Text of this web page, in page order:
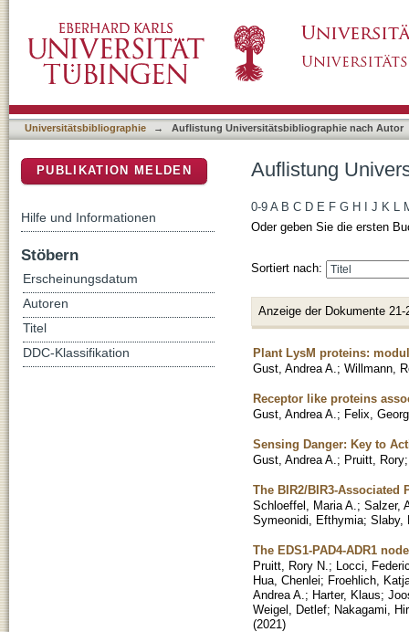
Universitätsbibliographie → Auflistung Universitätsbibliographie nach Autor
Auflistung
0-9 A B C D E F G H J K L
Oder geben Sie die ersten
Sortiert nach:
Anzeige der Dokumente 21-
Plant LysM proteins:
Gust, Andrea A. ; Willmann,
Receptor like proteins
Gust, Andrea A. ; Felix, Georg
Sensing Danger: Key to
Gust, Andrea A. ; Pruitt, Rory
The BIR2/BIR3-Associated
Schloeffel, Maria A. ; Salzer,
Symeonidi, Efthymia; Slaby,
The EDS1-PAD4-ADR1
Pruitt, Rory N. ; Locci,
Hua, Chenlei; Froehlich,
Andrea A. ; Harter, Klaus;
Weigel, Detlef; Nakagami,
(2021)
PUBLIKATION MELDEN
Hilfe und Informationen
Stöbern
Erscheinungsdatum
Autoren
Titel
DDC-Klassifikation